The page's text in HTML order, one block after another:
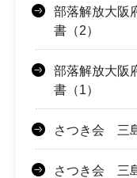
部落解放大阪
書（2）
部落解放大阪
書（1）
さつき会 三
さつき会 三